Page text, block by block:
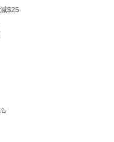
$25
告